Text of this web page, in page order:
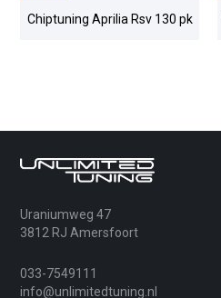
Chiptuning Aprilia Rsv 130 pk
Uraniumweg 47
3812 RJ Amersfoort
033-7549111
info@unlimitedtuning.nl